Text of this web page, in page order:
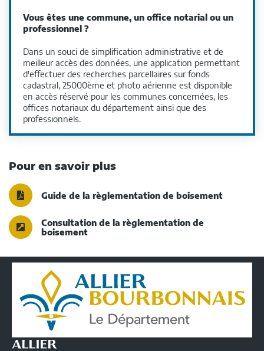
Vous êtes une commune, un office notarial ou un
professionnel ?
Dans un souci de simplification administrative et de
meilleur accès des données, une application permettant
d'effectuer des recherches parcellaires sur fonds
cadastral, 25000ème et photo aérienne est disponible
en accès réservé pour les communes concernées, les
offices notariaux du département ainsi que des
professionnels.
Pour en savoir plus
Guide de la règlementation de boisement
Consultation de la règlementation de
boisement
Conseil
Départemental
de
l'Allier